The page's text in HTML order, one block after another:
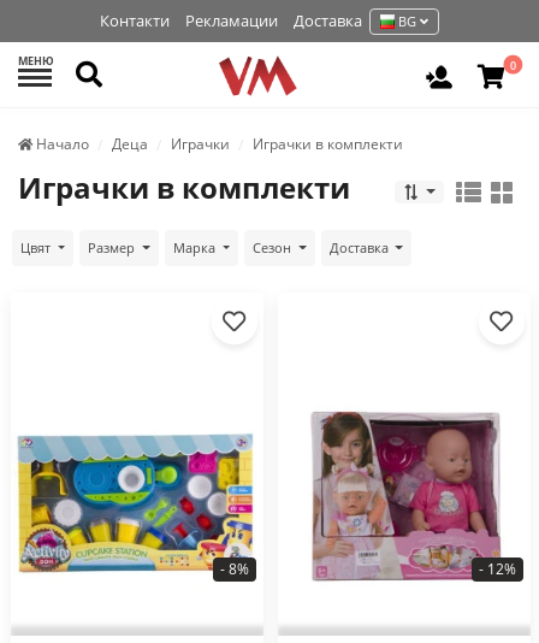
Контакти Рекламации Доставка BG
МЕНЮ Търси Вход /0
Начало Деца Играчки Играчки в комплекти
Играчки в комплекти
Цвят Размер Марка Сезон Доставка
- 8% - 12%